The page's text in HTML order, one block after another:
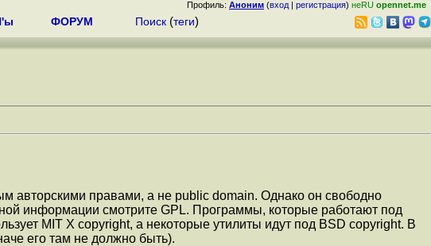
Профиль: Аноним (вход | регистрация) неRU opennet.me
ФОРУМ Поиск (теги)
авторскими правами, а не public domain. Однако он свободно
информации смотрите GPL. Программы, которые работают под
MIT X copyright, а некоторые утилиты идут под BSD copyright. В
его там не должно быть).